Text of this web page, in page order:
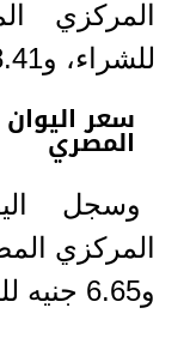
للشراء، و68.41 جنيه للبيع.
سعر
المصري
وسجل
و6.65 جنيه للبيع.